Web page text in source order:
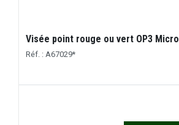
Visée point rouge ou vert OP3 Micro
Réf. : A67029*